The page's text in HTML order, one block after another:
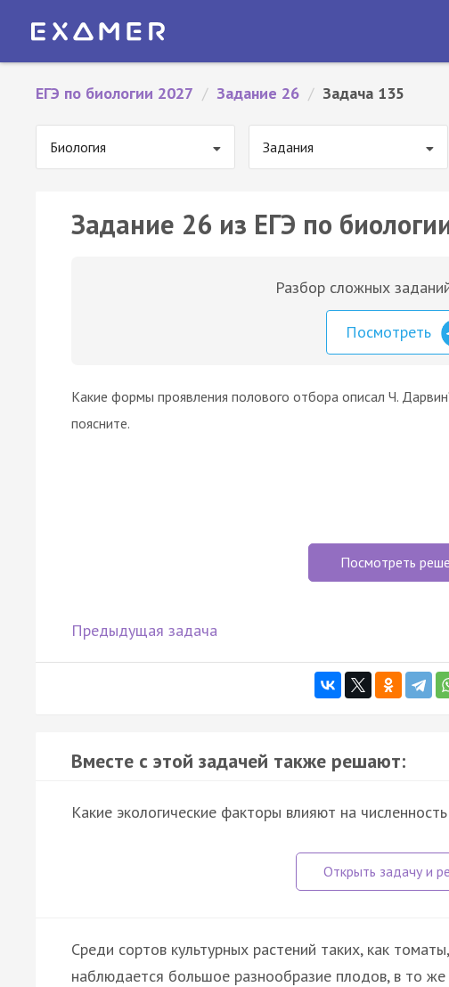
ЕГЭ по биологии 2027 / Задание 26 / Задача 135
Биология Задания
Задание 26 из ЕГЭ по
Разбор сложных
Посмотреть
Какие формы проявления полового отбора описал Ч.
поясните.
Посмотреть
Предыдущая задача
Вместе с этой задачей также решают:
Какие экологические факторы влияют на
Среди сортов культурных растений таких, как
наблюдается большое разнообразие плодов, в то же